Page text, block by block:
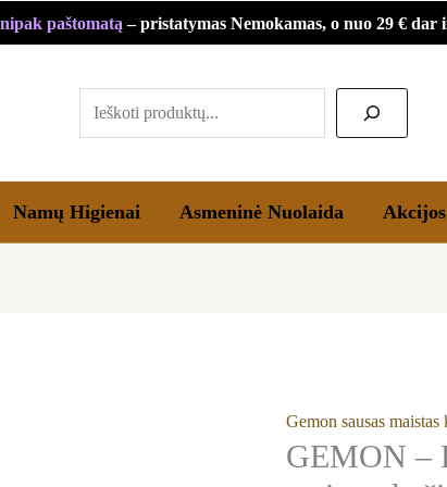
paštomatą – pristatymas Nemokamas, o nuo 29 € dar
Namų Higienai Asmeninė Nuolaida Akcijos
Gemon sausas maistas
GEMON –